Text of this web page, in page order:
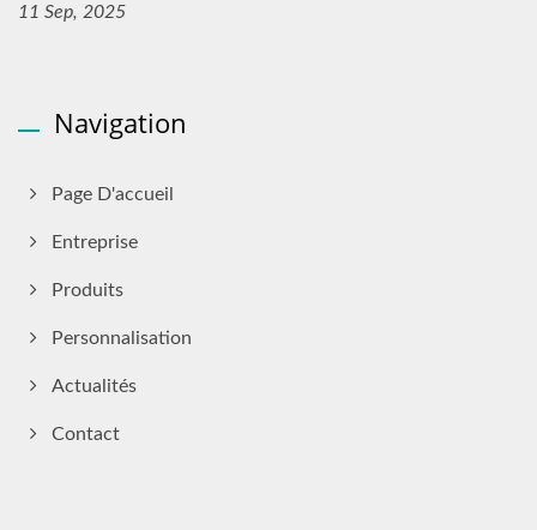
11 Sep, 2025
Navigation
Page D'accueil
Entreprise
Produits
Personnalisation
Actualités
Contact